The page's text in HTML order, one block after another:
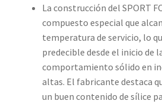
La construcción del SPORT
compuesto especial que
temperatura de servicio, lo
predecible desde el inicio de
comportamiento sólido en
altas. El fabricante destaca
un buen contenido de sílice